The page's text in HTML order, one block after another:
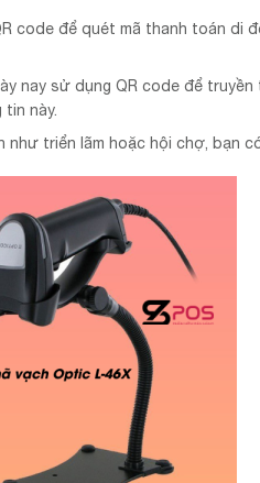
code để quét mã thanh toán di
nay sử dụng QR code để
này.
triển lãm hoặc hội chợ, bạn